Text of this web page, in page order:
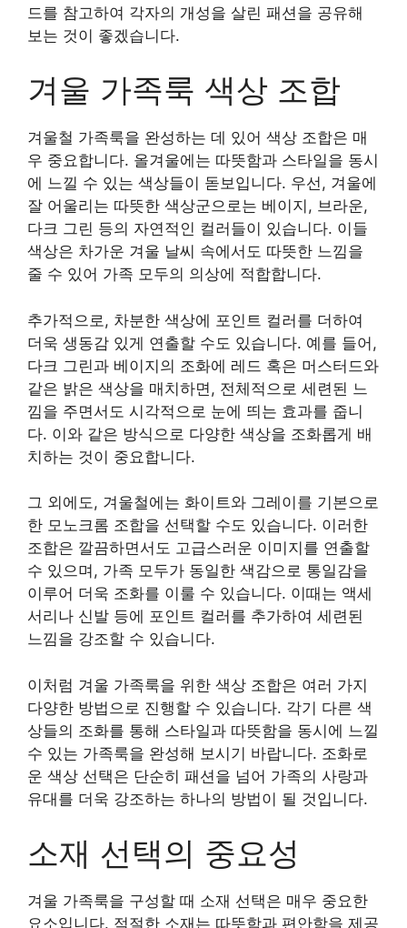
드를 참고하여 각자의 개성을 살린 패션을 공유해
보는 것이 좋겠습니다.
겨울 가족룩 색상 조합
겨울철 가족룩을 완성하는 데 있어 색상 조합은 매
우 중요합니다. 올겨울에는 따뜻함과 스타일을 동시
에 느낄 수 있는 색상들이 돋보입니다. 우선, 겨울에
잘 어울리는 따뜻한 색상군으로는 베이지, 브라운,
다크 그린 등의 자연적인 컬러들이 있습니다. 이들
색상은 차가운 겨울 날씨 속에서도 따뜻한 느낌을
줄 수 있어 가족 모두의 의상에 적합합니다.
추가적으로, 차분한 색상에 포인트 컬러를 더하여
더욱 생동감 있게 연출할 수도 있습니다. 예를 들어,
다크 그린과 베이지의 조화에 레드 혹은 머스터드와
같은 밝은 색상을 매치하면, 전체적으로 세련된 느
낌을 주면서도 시각적으로 눈에 띄는 효과를 줍니
다. 이와 같은 방식으로 다양한 색상을 조화롭게 배
치하는 것이 중요합니다.
그 외에도, 겨울철에는 화이트와 그레이를 기본으로
한 모노크롬 조합을 선택할 수도 있습니다. 이러한
조합은 깔끔하면서도 고급스러운 이미지를 연출할
수 있으며, 가족 모두가 동일한 색감으로 통일감을
이루어 더욱 조화를 이룰 수 있습니다. 이때는 액세
서리나 신발 등에 포인트 컬러를 추가하여 세련된
느낌을 강조할 수 있습니다.
이처럼 겨울 가족룩을 위한 색상 조합은 여러 가지
다양한 방법으로 진행할 수 있습니다. 각기 다른 색
상들의 조화를 통해 스타일과 따뜻함을 동시에 느낄
수 있는 가족룩을 완성해 보시기 바랍니다. 조화로
운 색상 선택은 단순히 패션을 넘어 가족의 사랑과
유대를 더욱 강조하는 하나의 방법이 될 것입니다.
소재 선택의 중요성
겨울 가족룩을 구성할 때 소재 선택은 매우 중요한
요소입니다. 적절한 소재는 따뜻함과 편안함을 제공